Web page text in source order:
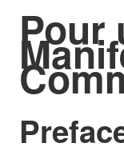
Pour